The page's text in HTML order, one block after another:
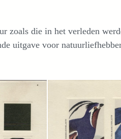
zoals die in het verleden
uitgave voor